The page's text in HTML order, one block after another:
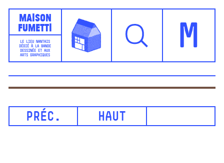
Maison
Fumetti
LE LIEU NANTAIS
DÉDIÉ À LA BANDE
DESSINÉE ET AUX
ARTS GRAPHIQUES
M
PRÉC. HAUT